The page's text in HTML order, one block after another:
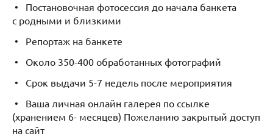
• Постановочная фотосессия до начала банкета
с родными и близкими
• Репортаж на банкете
• Около 350-400 обработанных фотографий
• Срок выдачи 5-7 недель после мероприятия
• Ваша личная онлайн галерея по ссылке
(хранением 6- месяцев) Пожеланию закрытый доступ
на сайт